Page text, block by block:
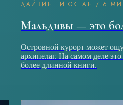
ДАЙВИНГ И ОКЕАН / 6
Мальдивы — это
Островной курорт может
архипелаг. На самом деле
более длинной книги.